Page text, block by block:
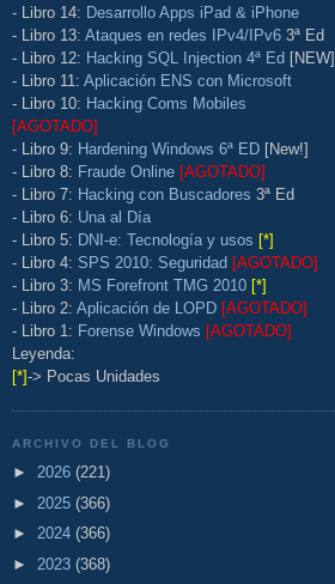
- Libro 14: Desarrollo Apps iPad & iPhone
- Libro 13: Ataques en redes IPv4/IPv6 3ª Ed
- Libro 12: Hacking SQL Injection 4ª Ed [NEW]
- Libro 11: Aplicación ENS con Microsoft
- Libro 10: Hacking Coms Mobiles
[AGOTADO]
- Libro 9: Hardening Windows 6ª ED [New!]
- Libro 8: Fraude Online [AGOTADO]
- Libro 7: Hacking con Buscadores 3ª Ed
- Libro 6: Una al Día
- Libro 5: DNI-e: Tecnología y usos [*]
- Libro 4: SPS 2010: Seguridad [AGOTADO]
- Libro 3: MS Forefront TMG 2010 [*]
- Libro 2: Aplicación de LOPD [AGOTADO]
- Libro 1: Forense Windows [AGOTADO]
Leyenda:
[*]-> Pocas Unidades
ARCHIVO DEL BLOG
► 2026 (221)
► 2025 (366)
► 2024 (366)
► 2023 (368)